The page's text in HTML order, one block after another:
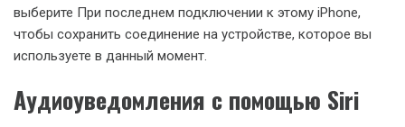
выберите При последнем подключении к этому iPhone,
чтобы сохранить соединение на устройстве, которое вы
используете в данный момент.
Аудиоуведомления с помощью Siri